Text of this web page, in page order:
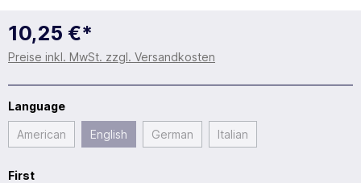
10,25 €*
Preise inkl. MwSt. zzgl. Versandkosten
Language
American English German Italian
First